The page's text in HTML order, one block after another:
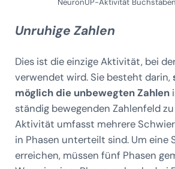
Unruhige Zahlen
Dies ist die einzige Aktivität, bei
verwendet wird. Sie besteht darin,
möglich die unbewegten Zahlen
ständig bewegenden Zahlenfeld
Aktivität umfasst mehrere
in Phasen unterteilt sind. Um eine
erreichen, müssen fünf Phasen